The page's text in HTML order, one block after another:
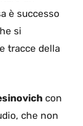
è successo
si
tracce della
con
che non